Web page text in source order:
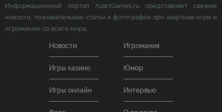
Информационный портал AzartGames.ru представляет свежие
новости, познавательные статьи и фотографии про азартные игры и
игроманию со всего мира.
Новости Игромания
Игры казино Юмор
Игры онлайн Интервью